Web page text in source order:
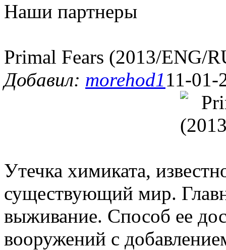
Наши партнеры
Primal Fears (2013/ENG/
Добавил: morehod111-01-
Утечка химиката,
существующий мир.
выживание. Способ ее
вооружений с